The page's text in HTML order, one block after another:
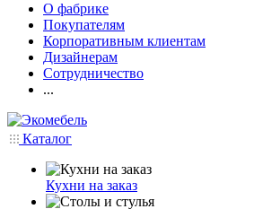
О фабрике
Покупателям
Корпоративным клиентам
Дизайнерам
Сотрудничество
...
Каталог
Кухни на заказ